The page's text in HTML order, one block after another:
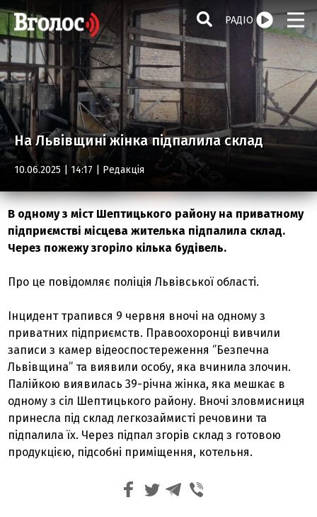
РАДІО
На Львівщині жінка підпалила склад
10.06.2025 | 14:17 | Редакція
В одному з міст Шептицького району на приватному
підприємстві місцева жителька підпалила склад.
Через пожежу згоріло кілька будівель.
Про це повідомляє поліція Львівської області.
Інцидент трапився 9 червня вночі на одному з
приватних підприємств. Правоохоронці вивчили
записи з камер відеоспостереження ‘’Безпечна
Львівщина’’ та виявили особу, яка вчинила злочин.
Палійкою виявилась 39-річна жінка, яка мешкає в
одному з сіл Шептицького району. Вночі зловмисниця
принесла під склад легкозаймисті речовини та
підпалила їх. Через підпал згорів склад з готовою
продукцією, підсобні приміщення, котельня.